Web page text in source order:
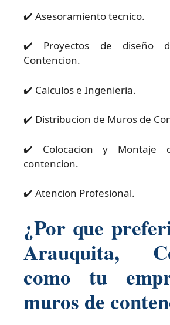
✔️ Asesoramiento tecnico.
✔️ Proyectos de diseño
Contencion.
✔️ Calculos e Ingenieria.
✔️ Distribucion de Muros de
✔️ Colocacion y Montaje
contencion.
✔️ Atencion Profesional.
¿Por que
Arauquita,
como tu
muros de